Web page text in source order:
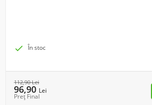
 În stoc
112,90Lei
96,90 Lei
Preț Final